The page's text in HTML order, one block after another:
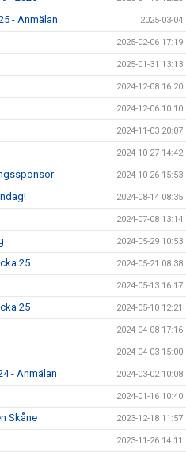
- Anmälan 2025-03-04
2025-02-06 17:19
2025-01-31 13:13
2024-12-08 16:20
2024-12-06 10:10
2024-11-03 20:07
2024-10-27 14:42
2024-10-26 15:53
2024-08-14 08:35
2024-07-08 13:14
2024-05-29 10:53
25 2024-05-21 08:38
2024-05-13 16:17
25 2024-05-10 12:21
2024-04-08 17:16
2024-04-03 15:00
- Anmälan 2024-03-02 10:08
2024-01-16 10:40
Skåne 2023-12-18 11:57
2023-11-26 14:11